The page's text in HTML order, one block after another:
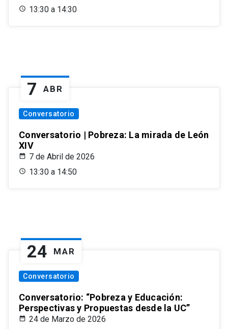
13:30 a 14:30
7 ABR
Conversatorio
Conversatorio | Pobreza: La mirada de León
XIV
7 de Abril de 2026
13:30 a 14:50
24 MAR
Conversatorio
Conversatorio: “Pobreza y Educación:
Perspectivas y Propuestas desde la UC”
24 de Marzo de 2026